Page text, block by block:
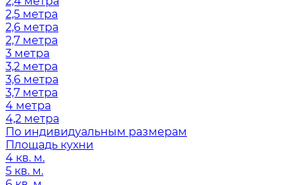
2,5 метра
2,6 метра
2,7 метра
3 метра
3,2 метра
3,6 метра
3,7 метра
4 метра
4,2 метра
По индивидуальным размерам
Площадь кухни
4 кв. м.
5 кв. м.